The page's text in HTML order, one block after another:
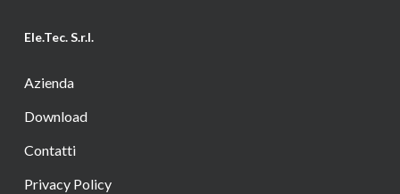
Ele.Tec. S.r.l.
Azienda
Download
Contatti
Privacy Policy